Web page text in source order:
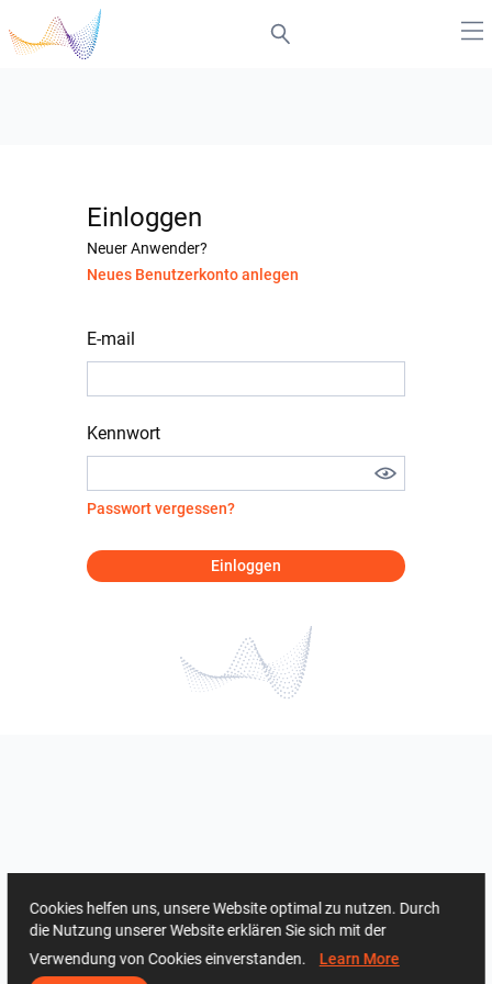
Einloggen
Neuer Anwender?
Neues Benutzerkonto anlegen
E-mail
Kennwort
Passwort vergessen?
Einloggen
Cookies helfen uns, unsere Website optimal zu nutzen. Durch
die Nutzung unserer Website erklären Sie sich mit der
Verwendung von Cookies einverstanden. Learn More